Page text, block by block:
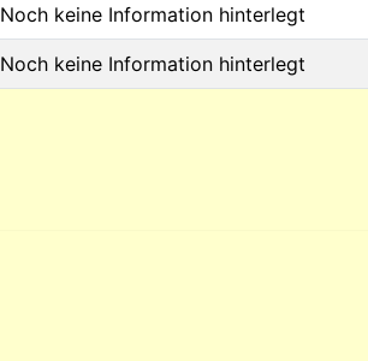
Noch keine Information hinterlegt
Noch keine Information hinterlegt